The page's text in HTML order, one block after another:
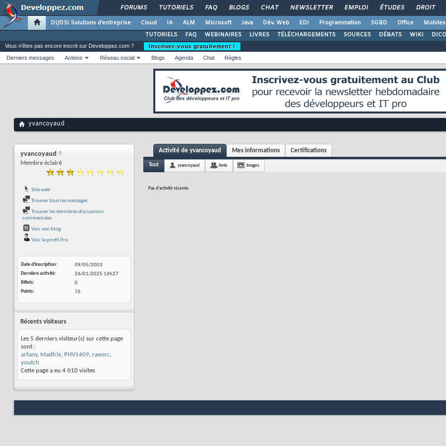
FORUMS TUTORIELS FAQ BLOGS CHAT NEWSLETTER EMPLOI ÉTUDES DROIT
DI/DSI Solutions d'entreprise Cloud IA ALM Microsoft Java Dév. Web EDI Programmation SGBD Office Mobiles
TUTORIELS
FAQ WEBINAIRES LIVRES TÉLÉCHARGEMENTS SOURCES DÉBATS WIKI DICO
Vous n'êtes pas encore inscrit sur Developpez.com ?
Inscrivez-vous gratuitement !
Derniers messages
Actions Réseau social Blogs Agenda Chat Règles
yvancoyaud
yvancoyaud
Membre éclairé
Site web
Trouver tous les messages
Trouver les dernières discussions
commencées
Voir son blog
Voir le profil Pro
Date d'inscription
09/05/2003
Dernière activité
26/01/2025 16h27
Billets
0
Points
76
Récents visiteurs
Les 5 derniers visiteur(s) sur cette page
sont :
arfany, Madfrix, PHV1409, rawsrc,
youtch
Cette page a eu 4 010 visites
Activité de yvancoyaud Mes informations Certifications
Tout yvancoyaud Amis Images
Pas d'activité récente